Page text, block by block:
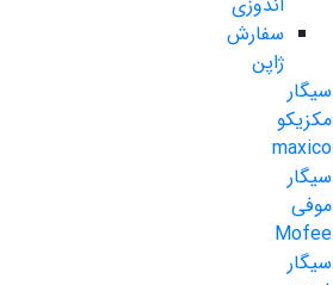
سفارش
ژاپن
سیگار
مکزیکو
maxico
سیگار
موفی
Mofee
سیگار